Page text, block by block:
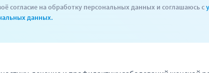
согласие на обработку персональных данных и соглашаюсь с
данных.